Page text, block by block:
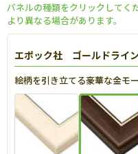
パネルの種類をクリックしてく
より異なる場合があります。
エポック社 ゴールドライン
絵柄を引き立てる豪華な金モ